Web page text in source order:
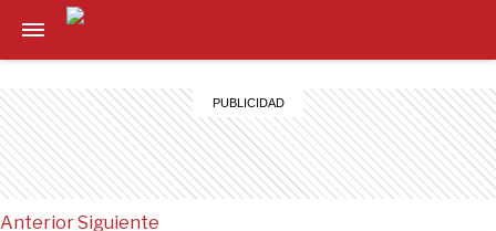
AnteriorSiguiente